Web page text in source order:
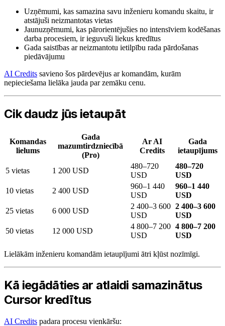
Uzņēmumi, kas samazina savu inženieru komandu skaitu, ir
atstājuši neizmantotas vietas
Jaunuzņēmumi, kas pārorientējušies no intensīviem kodēšanas
darba procesiem, ir ieguvuši liekus kredītus
Gada saistības ar neizmantotu ietilpību rada pārdošanas
piedāvājumu
AI Credits savieno šos pārdevējus ar komandām, kurām
nepieciešama lielāka jauda par zemāku cenu.
Cik daudz jūs ietaupāt
Komandas
lielums
Gada
mazumtirdzniecībā
(Pro)
Ar AI
Credits
Gada
ietaupījums
5 vietas 1 200 USD
480–720
USD
480–720
USD
10 vietas
2 400 USD
960–1 440
USD
960–1 440
USD
25 vietas
6 000 USD
2 400–3 600
USD
2 400–3 600
USD
50 vietas
12 000 USD
4 800–7 200
USD
4 800–7 200
USD
Lielākām inženieru komandām ietaupījumi ātri kļūst nozīmīgi.
Kā iegādāties ar atlaidi samazinātus
Cursor kredītus
AI Credits padara procesu vienkāršu: